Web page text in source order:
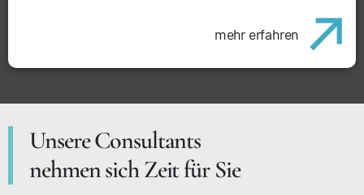
mehr erfahren
Unsere Consultants
nehmen sich Zeit für Sie